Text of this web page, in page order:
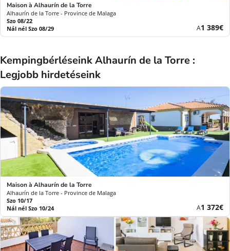
Maison à Alhaurín de la Torre
Alhaurín de la Torre - Province de Malaga
Szo 08/22
Nál nél Szo 08/29
AÚj
ár
1 389€
Kempingbérléseink Alhaurín de la Torre :
Legjobb hirdetéseink
Maison à Alhaurín de la Torre
Alhaurín de la Torre - Province de Malaga
Szo 10/17
Nál nél Szo 10/24
AÚj
ár
1 372€